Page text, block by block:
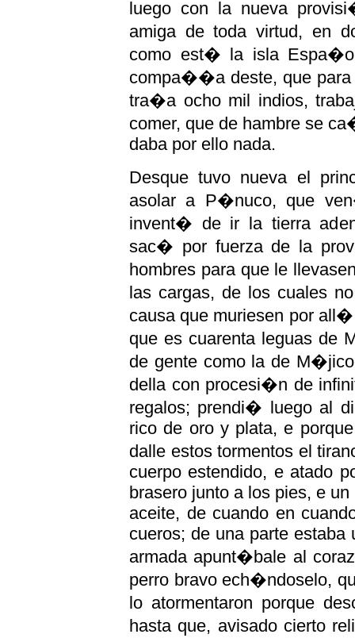
luego con la nueva
amiga de toda virtud, en
como est� la isla
compa��a deste, que para
tra�a ocho mil indios,
comer, que de hambre se
daba por ello nada.
Desque tuvo nueva el
asolar a P�nuco, que
invent� de ir la tierra
sac� por fuerza de la
hombres para que le
las cargas, de los cuales
causa que muriesen por
que es cuarenta leguas de
de gente como la de
della con procesi�n de
regalos; prendi� luego al
rico de oro y plata, e
dalle estos tormentos el
cuerpo estendido, e atado
brasero junto a los pies, e
aceite, de cuando en
cueros; de una parte estaba
armada apunt�bale al
perro bravo ech�ndoselo,
lo atormentaron porque
hasta que, avisado cierto